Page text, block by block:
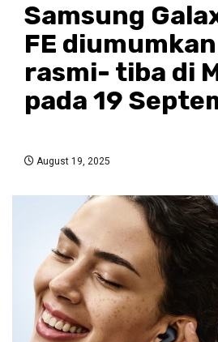
Samsung
FE
rasmi- tiba di
pada 19
August 19, 2025